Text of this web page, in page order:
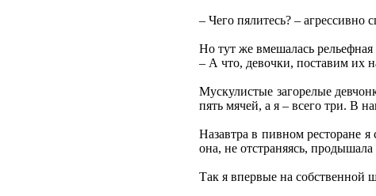
– Чего пялитесь? – агрессивно
Но тут же вмешалась
– А что, девочки, поставим их
Мускулистые загорелые
пять мячей, а я – всего три. В
Назавтра в пивном ресторане
она, не отстраняясь,
Так я впервые на собственной